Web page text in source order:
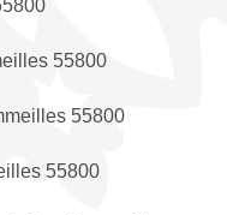
55800
55800
55800